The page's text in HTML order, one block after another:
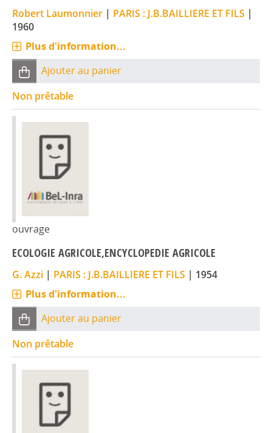
Robert Laumonnier | PARIS : J.B.BAILLIERE ET FILS |
1960
Plus d'information...
Ajouter au panier
Non prêtable
ouvrage
ECOLOGIE AGRICOLE,ENCYCLOPEDIE AGRICOLE
G. Azzi | PARIS : J.B.BAILLIERE ET FILS | 1954
Plus d'information...
Ajouter au panier
Non prêtable